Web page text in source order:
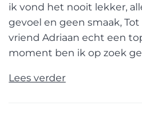
ik vond het nooit lekker,
gevoel en geen smaak,
vriend Adriaan echt een
moment ben ik op zoek
Lees verder